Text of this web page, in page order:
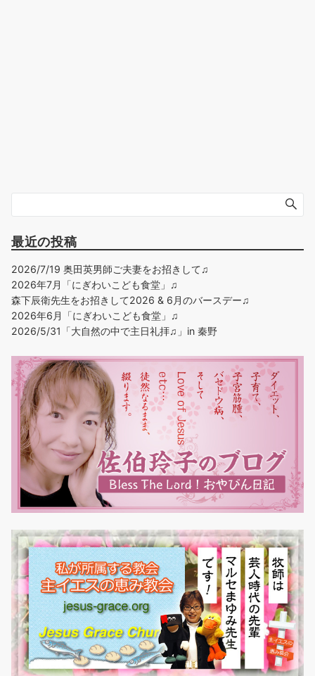
最近の投稿
2026/7/19 奥田英男師ご夫妻をお招きして♫
2026年7月「にぎわいこども食堂」♫
森下辰衛先生をお招きして2026 & 6月のバースデー♫
2026年6月「にぎわいこども食堂」♫
2026/5/31「大自然の中で主日礼拝♫」in 秦野